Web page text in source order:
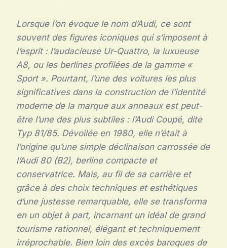
Lorsque l’on évoque le nom d’Audi, ce sont
souvent des figures iconiques qui s’imposent à
l’esprit : l’audacieuse Ur-Quattro, la luxueuse
A8, ou les berlines profilées de la gamme «
Sport ». Pourtant, l’une des voitures les plus
significatives dans la construction de l’identité
moderne de la marque aux anneaux est peut-
être l’une des plus subtiles : l’Audi Coupé, dite
Typ 81/85. Dévoilée en 1980, elle n’était à
l’origine qu’une simple déclinaison carrossée de
l’Audi 80 (B2), berline compacte et
conservatrice. Mais, au fil de sa carrière et
grâce à des choix techniques et esthétiques
d’une justesse remarquable, elle se transforma
en un objet à part, incarnant un idéal de grand
tourisme rationnel, élégant et techniquement
irréprochable. Bien loin des excès baroques de